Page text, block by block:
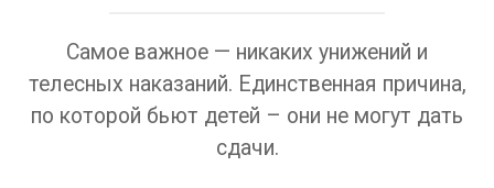
Самое важное — никаких унижений и
телесных наказаний. Единственная причина,
по которой бьют детей – они не могут дать
сдачи.